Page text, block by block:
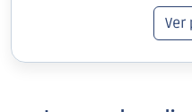
Ver